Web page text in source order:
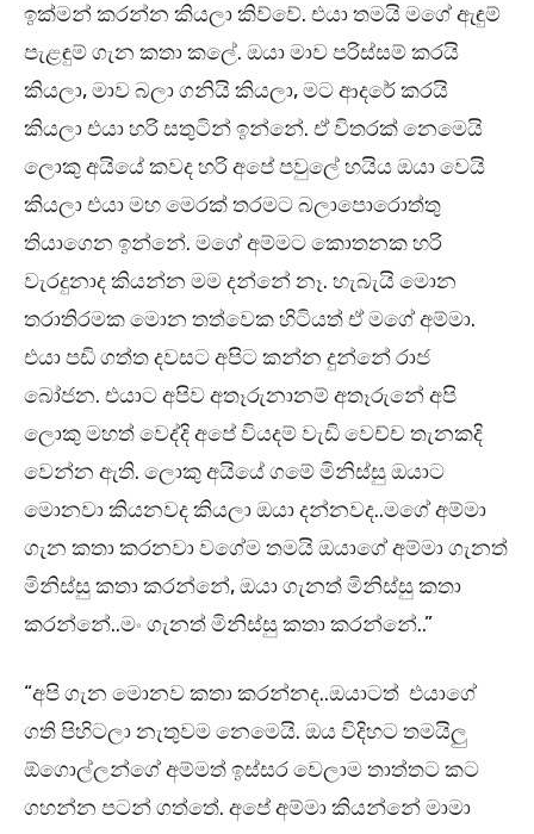
ඉක්මන් කරන්න කියලා කිව්වේ. එයා තමයි මගේ ඇඳුම්
පැළඳුම් ගැන කතා කලේ. ඔයා මාව පරිස්සම් කරයි
කියලා, මාව බලා ගනියි කියලා, මට ආදරේ කරයි
කියලා එයා හරි සතුටින් ඉන්නේ. ඒ විතරක් නෙමෙයි
ලොකු අයියේ කවද හරි අපේ පවුලේ හයිය ඔයා වෙයි
කියලා එයා මහ මෙරක් තරමට බලාපොරොත්තු
තියාගෙන ඉන්නේ. මගේ අම්මට කොතනක හරි
වැරදුනාද කියන්න මම දන්නේ නෑ. හැබැයි මොන
තරාතිරමක මොන තත්වෙක හිටියත් ඒ මගේ අම්මා.
එයා පඩි ගත්ත දවසට අපිට කන්න දුන්නේ රාජ
බෝජන. එයාට අපිව අතෑරුනානම් අතෑරුනේ අපි
ලොකු මහත් වෙද්දි අපේ වියදම් වැඩි වෙච්ච තැනකදි
වෙන්න ඇති. ලොකු අයියේ ගමේ මිනිස්සු ඔයාට
මොනවා කියනවද කියලා ඔයා දන්නවද..මගේ අම්මා
ගැන කතා කරනවා වගේම තමයි ඔයාගේ අම්මා ගැනත්
මිනිස්සු කතා කරන්නේ, ඔයා ගැනත් මිනිස්සු කතා
කරන්නේ..මං ගැනත් මිනිස්සු කතා කරන්නේ..”
“අපි ගැන මොනව කතා කරන්නද..ඔයාටත් එයාගේ
ගති පිහිටලා නැතුවම නෙමෙයි. ඔය විදිහට තමයිලු
ඕගොල්ලන්ගේ අම්මත් ඉස්සර වෙලාම තාත්තට කට
ගහන්න පටන් ගත්තේ. අපේ අම්මා කියන්නේ මාමා